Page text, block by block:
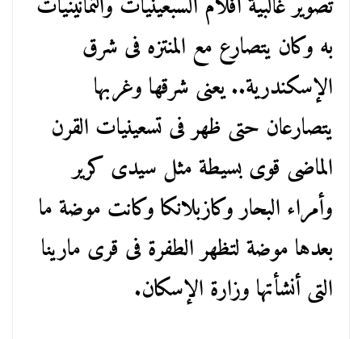
به وكان يتصارع مع المنتزه فى شرق
الإسكندرية.. يعنى شرقها وغربها
يتصارعان حتى ظهر فى تسعينيات القرن
الماضى قوى بسيطة مثل سيدى كرير
وأمراء البحار وكازبلانكا وكانت موضة ما
بعدها موضة لتظهر الطفرة فى قرى مارينا
التى أنشأتها وزارة الإسكان.